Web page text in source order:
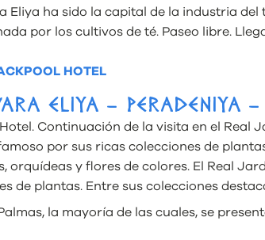
Eliya ha sido la capital de la industria
por los cultivos de té. Paseo libre.
HOTEL
ELIYA – PERADENIYA
Continuación de la visita en el Real
por sus ricas colecciones de
orquídeas y flores de colores. El Real
de plantas. Entre sus colecciones
la mayoría de las cuales, se